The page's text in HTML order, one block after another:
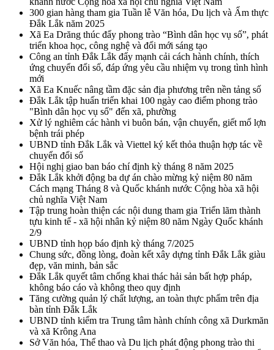
300 gian hàng tham gia Tuần lễ Văn hóa, Du lịch và Ẩm thực
Đắk Lắk năm 2025
Xã Ea Drăng thúc đẩy phong trào “Bình dân học vụ số”, phát
triển khoa học, công nghệ và đổi mới sáng tạo
Công an tỉnh Đắk Lắk đẩy mạnh cải cách hành chính, thích
ứng chuyển đổi số, đáp ứng yêu cầu nhiệm vụ trong tình hình
mới
Xã Ea Knuếc nâng tầm đặc sản địa phương trên nền tảng số
Đắk Lắk tập huấn triển khai 100 ngày cao điểm phong trào
"Bình dân học vụ số" đến xã, phường
Xử lý nghiêm các hành vi buôn bán, vận chuyển, giết mổ lợn
bệnh trái phép
UBND tỉnh Đắk Lắk và Viettel ký kết thỏa thuận hợp tác về
chuyển đổi số
Hội nghị giao ban báo chí định kỳ tháng 8 năm 2025
Đắk Lắk khởi động ba dự án chào mừng kỷ niệm 80 năm
Cách mạng Tháng 8 và Quốc khánh nước Cộng hòa xã hội
chủ nghĩa Việt Nam
Tập trung hoàn thiện các nội dung tham gia Triển lãm thành
tựu kinh tế - xã hội nhân kỷ niệm 80 năm Ngày Quốc khánh
2/9
UBND tỉnh họp báo định kỳ tháng 7/2025
Chung sức, đồng lòng, đoàn kết xây dựng tỉnh Đắk Lắk giàu
đẹp, văn minh, bản sắc
Đắk Lắk quyết tâm chống khai thác hải sản bất hợp pháp,
không báo cáo và không theo quy định
Tăng cường quản lý chất lượng, an toàn thực phẩm trên địa
bàn tỉnh Đắk Lắk
UBND tỉnh kiểm tra Trung tâm hành chính công xã Durkmăn
và xã Krông Ana
Sở Văn hóa, Thể thao và Du lịch phát động phong trào thi